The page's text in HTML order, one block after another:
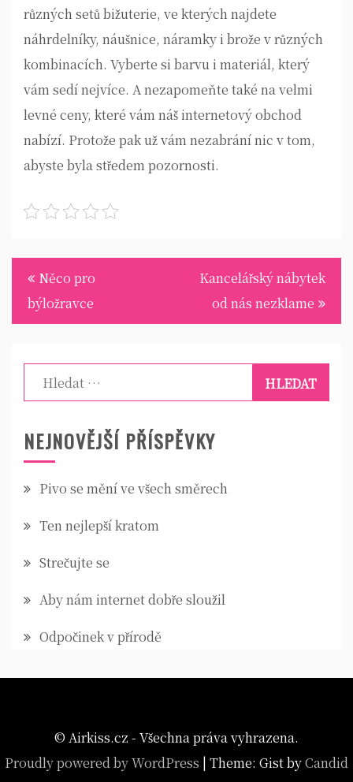
různých setů bižuterie, ve kterých najdete
náhrdelníky, náušnice, náramky i brože v různých
kombinacích. Vyberte si barvu i materiál, který
vám sedí nejvíce. A nezapomeňte také na velmi
levné ceny, které vám náš internetový obchod
nabízí. Protože pak už vám nezabrání nic v tom,
abyste byla středem pozornosti.
Navigace
pro
příspěvek
Něco pro
býložravce
Kancelářský nábytek
od nás nezklame
Vyhledávání
NEJNOVĚJŠÍ PŘÍSPĚVKY
Pivo se mění ve všech směrech
Ten nejlepší kratom
Strečujte se
Aby nám internet dobře sloužil
Odpočinek v přírodě
© Airkiss.cz - Všechna práva vyhrazena.
Proudly powered by WordPress | Theme: Gist byCandid